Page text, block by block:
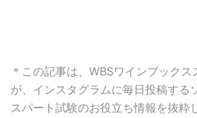
＊この記事は、WBSワインブック
が、インスタグラムに毎日投稿する
スパート試験のお役立ち情報を抜粋